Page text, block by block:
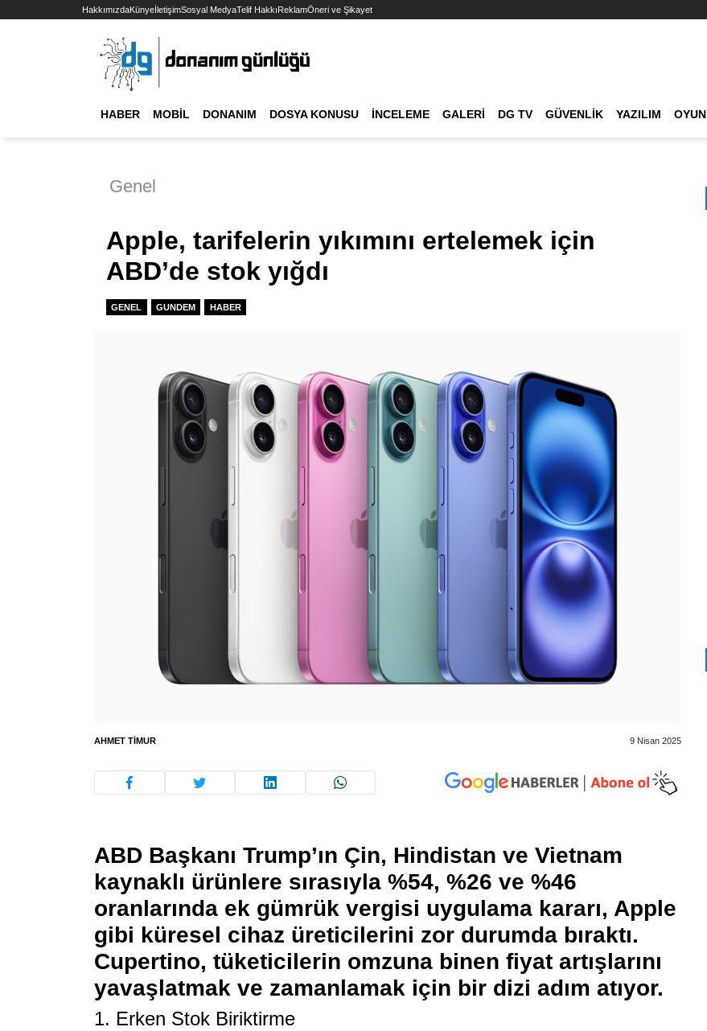
HakkımızdaKünyeİletişimSosyal MedyaTelif HakkıReklamÖneri ve Şikayet
HABER MOBIL DONANIM DOSYA KONUSU İNCELEME GALERI DG TV GÜVENLIK YAZILIM OYUN
Genel
Apple, tarifelerin yıkımını ertelemek için
ABD’de stok yığdı
GENEL GUNDEM HABER
AHMET TIMUR 9 Nisan 2025
ABD Başkanı Trump’ın Çin, Hindistan ve Vietnam
kaynaklı ürünlere sırasıyla %54, %26 ve %46
oranlarında ek gümrük vergisi uygulama kararı, Apple
gibi küresel cihaz üreticilerini zor durumda bıraktı.
Cupertino, tüketicilerin omzuna binen fiyat artışlarını
yavaşlatmak ve zamanlamak için bir dizi adım atıyor.
1. Erken Stok Biriktirme